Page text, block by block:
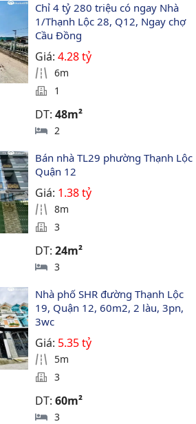
Chỉ 4 tỷ 280 triệu có ngay Nhà
1/Thạnh Lộc 28, Q12, Ngay chợ
Cầu Đồng
Giá: 4.28 tỷ
6m
1
DT: 48m²
2
Bán nhà TL29 phường Thạnh Lộc
Quận 12
Giá: 1.38 tỷ
8m
3
DT: 24m²
3
Nhà phố SHR đường Thạnh Lộc
19, Quận 12, 60m2, 2 làu, 3pn,
3wc
Giá: 5.35 tỷ
5m
3
DT: 60m²
3